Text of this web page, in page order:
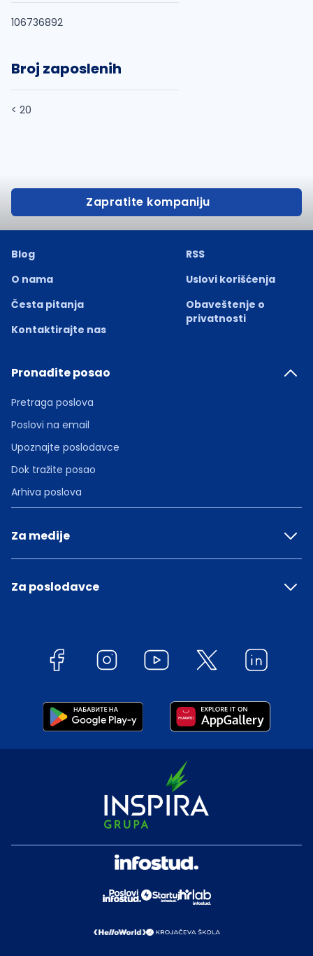
106736892
Broj zaposlenih
< 20
Zapratite kompaniju
Blog
O nama
Česta pitanja
Kontaktirajte nas
RSS
Uslovi korišćenja
Obaveštenje o
privatnosti
Pronađite posao
Pretraga poslova
Poslovi na email
Upoznajte poslodavce
Dok tražite posao
Arhiva poslova
Za medije
Za poslodavce